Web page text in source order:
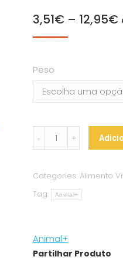
3,51€ – 12,95€
Peso
Calcium
Worms
Hermetia
Illucens
Categories: Alimento
Tag:
Animal+
Animal+
Partilhar Produto